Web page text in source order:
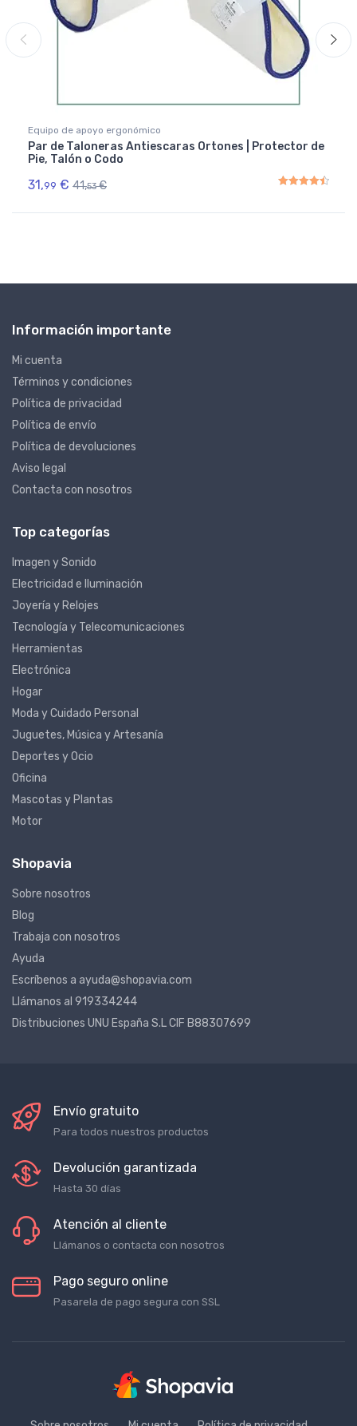
Equipo de apoyo ergonómico
Par de Taloneras Antiescaras Ortones | Protector de
Pie, Talón o Codo
31, 99 € 41,53 €
Rated4.50out of 5
Información importante
Mi cuenta
Términos y condiciones
Política de privacidad
Política de envío
Política de devoluciones
Aviso legal
Contacta con nosotros
Top categorías
Imagen y Sonido
Electricidad e Iluminación
Joyería y Relojes
Tecnología y Telecomunicaciones
Herramientas
Electrónica
Hogar
Moda y Cuidado Personal
Juguetes, Música y Artesanía
Deportes y Ocio
Oficina
Mascotas y Plantas
Motor
Shopavia
Sobre nosotros
Blog
Trabaja con nosotros
Ayuda
Escríbenos a ayuda@shopavia.com
Llámanos al 919334244
Distribuciones UNU España S.L CIF B88307699
Envío gratuito
Para todos nuestros productos
Devolución garantizada
Hasta 30 días
Atención al cliente
Llámanos o contacta con nosotros
Pago seguro online
Pasarela de pago segura con SSL